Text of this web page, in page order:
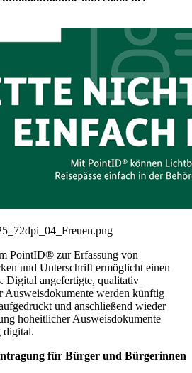
PointID® zur Erfassung von
und Unterschrift ermöglicht einen
Digital angefertigte, qualitativ
werden künftig
und anschließend wieder
hoheitlicher Ausweisdokumente
digital.
für Bürger und Bürgerinnen